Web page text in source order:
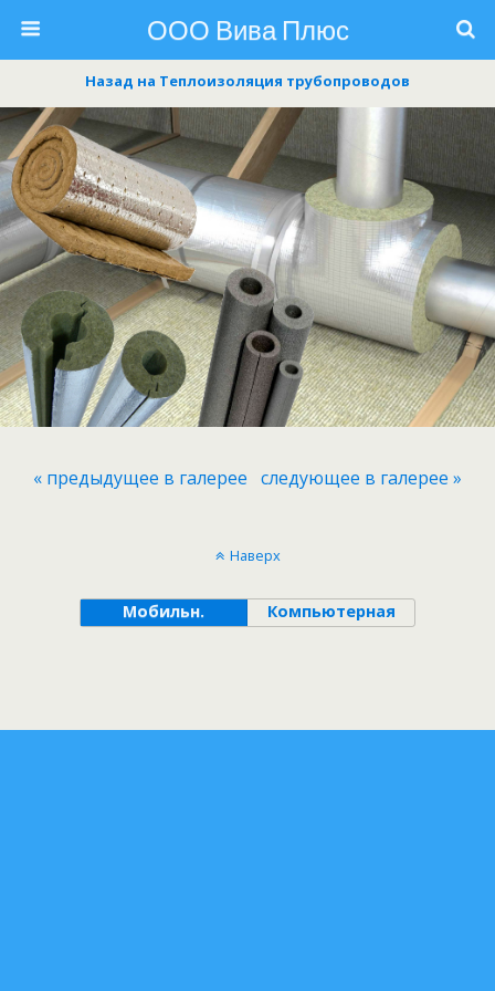
ООО Вива Плюс
Назад на Теплоизоляция трубопроводов
« предыдущее в галерее следующее в галерее »
Наверх
Мобильн. Компьютерная